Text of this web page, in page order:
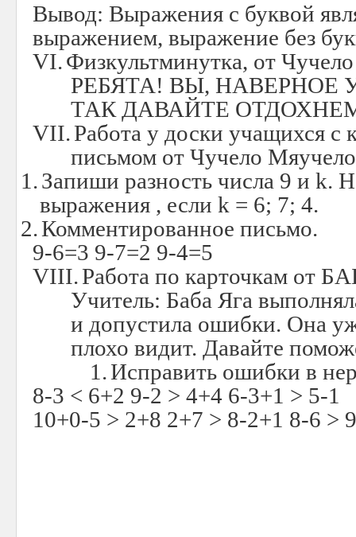
Вывод: Выражения с буквой
выражением, выражение без
VI.Физкультминутка, от
РЕБЯТА! ВЫ, НАВЕРНОЕ
ТАК ДАВАЙТЕ
VII.Работа у доски учащихся
письмом от Чучело
1.Запиши разность числа 9 и k.
выражения , если k = 6; 7; 4.
2.Комментированное письмо.
9-6=3 9-7=2 9-4=5
VIII.Работа по карточкам от
Учитель: Баба Яга
и допустила ошибки. Она
плохо видит. Давайте
1.Исправить ошибки в
8-3 < 6+2 9-2 > 4+4 6-3+1 > 5-1
10+0-5 > 2+8 2+7 > 8-2+1 8-6 >